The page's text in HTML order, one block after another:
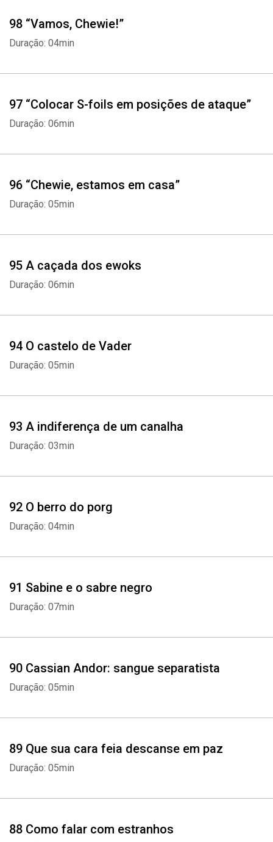
98 “Vamos, Chewie!”
Duração: 04min
97 “Colocar S-foils em posições de ataque”
Duração: 06min
96 “Chewie, estamos em casa”
Duração: 05min
95 A caçada dos ewoks
Duração: 06min
94 O castelo de Vader
Duração: 05min
93 A indiferença de um canalha
Duração: 03min
92 O berro do porg
Duração: 04min
91 Sabine e o sabre negro
Duração: 07min
90 Cassian Andor: sangue separatista
Duração: 05min
89 Que sua cara feia descanse em paz
Duração: 05min
88 Como falar com estranhos